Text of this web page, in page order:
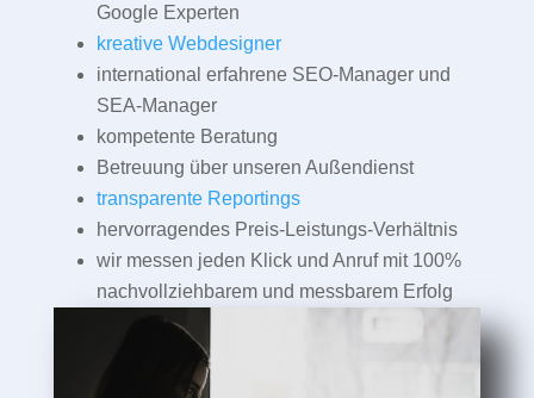
Google Experten
kreative Webdesigner
international erfahrene SEO-Manager und
SEA-Manager
kompetente Beratung
Betreuung über unseren Außendienst
transparente Reportings
hervorragendes Preis-Leistungs-Verhältnis
wir messen jeden Klick und Anruf mit 100%
nachvollziehbarem und messbarem Erfolg